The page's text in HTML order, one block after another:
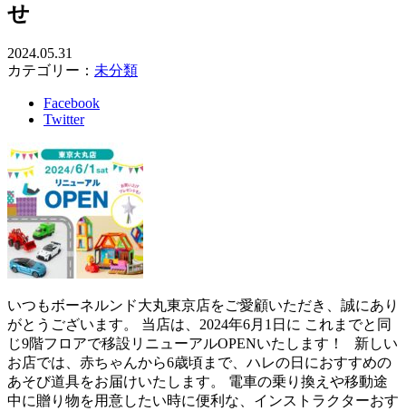
せ
2024.05.31
カテゴリー： 未分類
Facebook
Twitter
いつもボーネルンド大丸東京店をご愛顧いただき、誠にあり
がとうございます。 当店は、2024年6月1日に これまでと同
じ9階フロアで移設リニューアルOPENいたします！ 新しい
お店では、赤ちゃんから6歳頃まで、ハレの日におすすめの
あそび道具をお届けいたします。 電車の乗り換えや移動途
中に贈り物を用意したい時に便利な、インストラクターおす